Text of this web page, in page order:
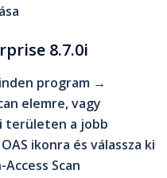
8.7.0i
program →
elemre, vagy
területen a jobb
ikonra és válassza ki
Scan